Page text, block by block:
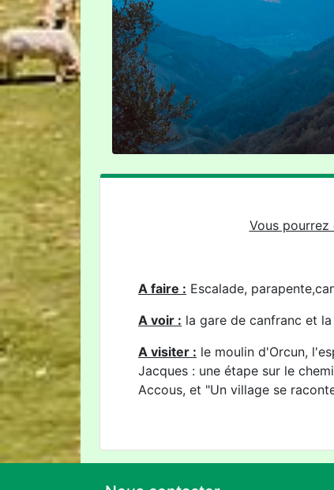
Vous
A faire : Escalade,
A voir : la gare de canfranc et
A visiter : le moulin d'Orcun,
Jacques : une étape sur le
Accous, et "Un village se